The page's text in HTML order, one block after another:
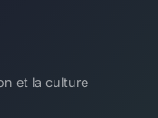
et la culture